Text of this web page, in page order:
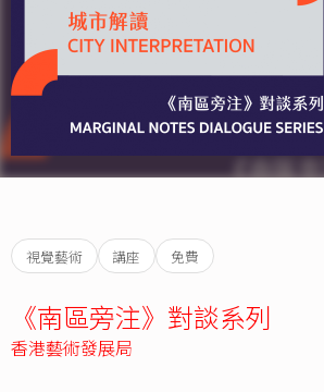
視覺藝術 講座 免費
《南區旁注》對談系列
香港藝術發展局